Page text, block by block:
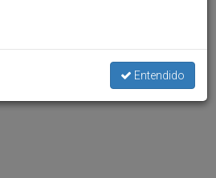
Entendido